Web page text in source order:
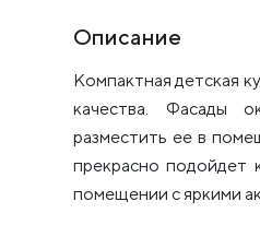
Описание
Компактная детская
качества. Фасады
разместить ее в
прекрасно подойдет
помещении с яркими